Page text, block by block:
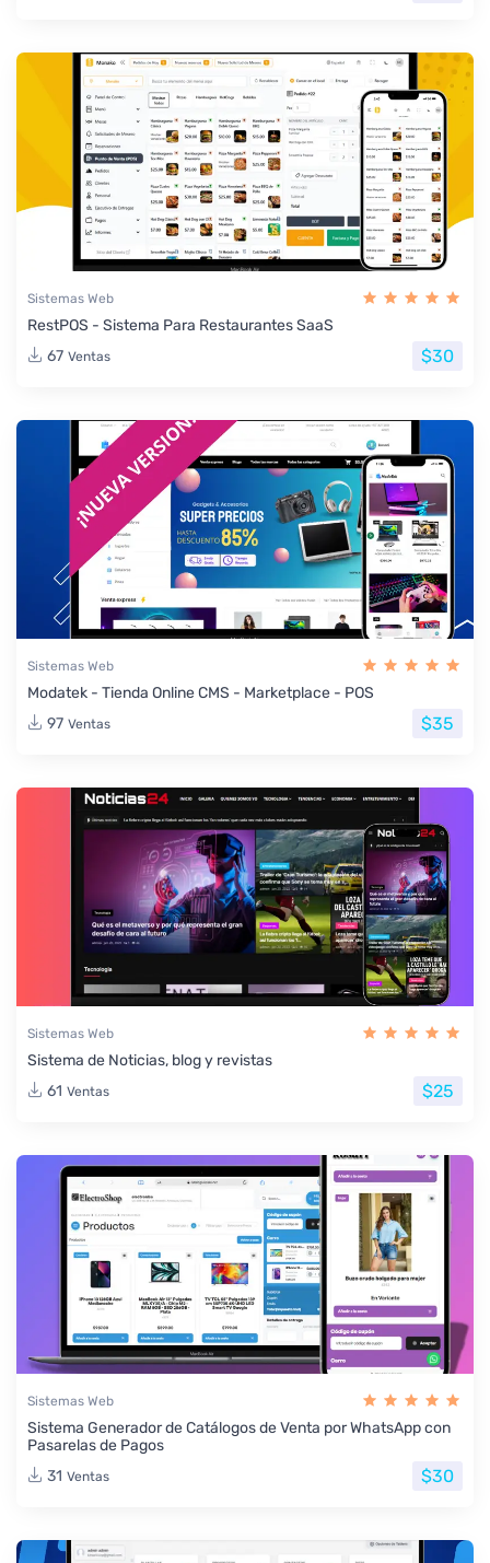
Sistemas Web
RestPOS - Sistema Para Restaurantes SaaS
67 Ventas $30
Sistemas Web
Modatek - Tienda Online CMS - Marketplace - POS
97 Ventas $35
Sistemas Web
Sistema de Noticias, blog y revistas
61 Ventas $25
Sistemas Web
Sistema Generador de Catálogos de Venta por WhatsApp con
Pasarelas de Pagos
31 Ventas $30